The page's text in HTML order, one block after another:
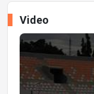
Video